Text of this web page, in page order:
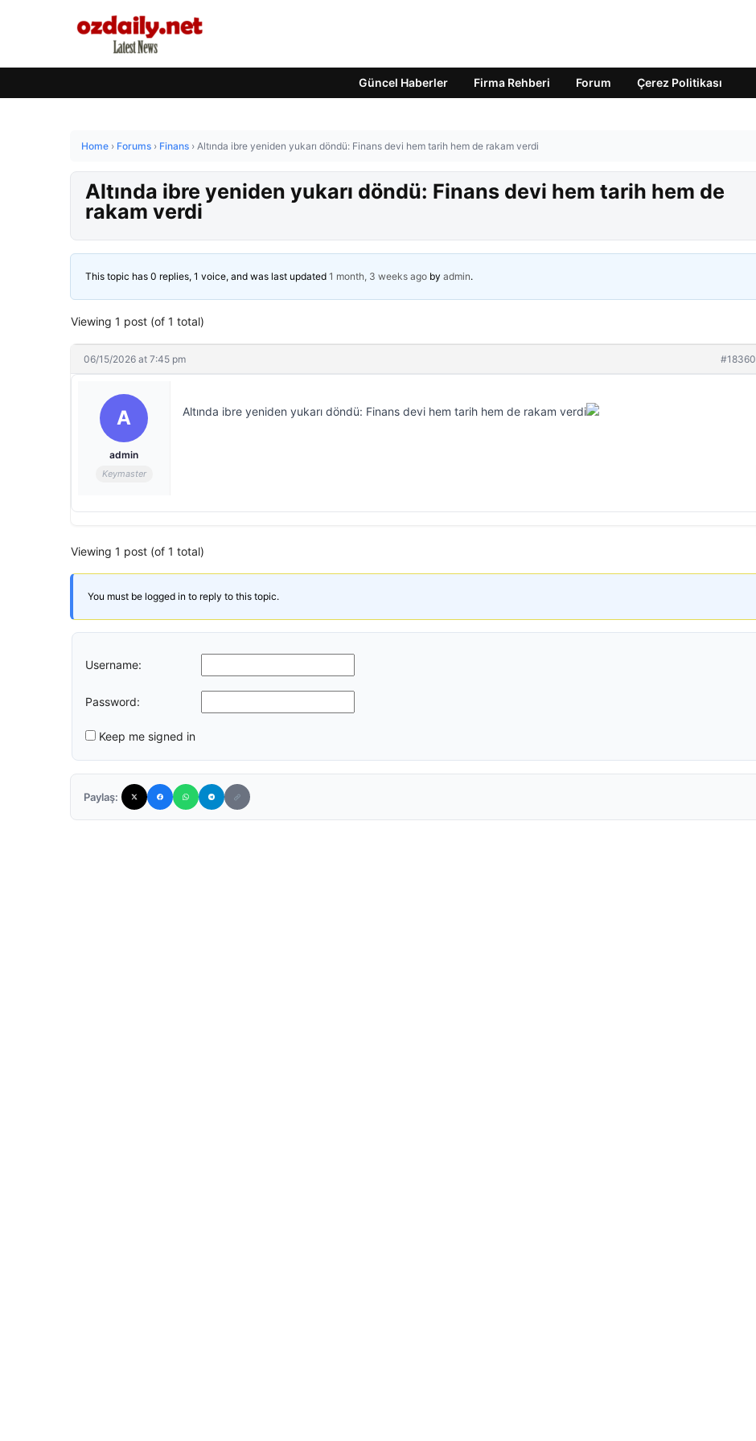
Güncel Haberler Firma Rehberi Forum Çerez Politikası
Home › Forums › Finans › Altında ibre yeniden yukarı döndü: Finans devi hem tarih hem de rakam verdi
Altında ibre yeniden yukarı döndü: Finans devi hem tarih hem de
rakam verdi
This topic has 0 replies, 1 voice, and was last updated 1 month, 3 weeks ago by admin.
Viewing 1 post (of 1 total)
06/15/2026 at 7:45 pm #18360
A
admin
Keymaster
Altında ibre yeniden yukarı döndü: Finans devi hem tarih hem de rakam verdi
Viewing 1 post (of 1 total)
You must be logged in to reply to this topic.
Username:
Password:
Keep me signed in
Paylaş: